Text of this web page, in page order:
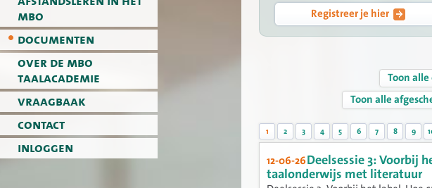
mbo
documenten
over de mbo
taalacademie
vraagbaak
contact
inloggen
Registreer je hier
Toon
Toon alle
1 2 3 4 5 6 7 8 9
12-06-26Deelsessie 3: Voorbij
taalonderwijs met literatuur